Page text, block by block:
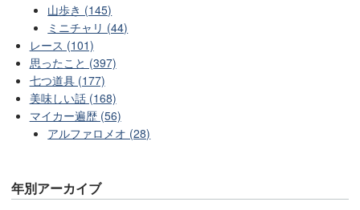
山歩き (145)
ミニチャリ (44)
レース (101)
思ったこと (397)
七つ道具 (177)
美味しい話 (168)
マイカー遍歴 (56)
アルファロメオ (28)
年別アーカイブ